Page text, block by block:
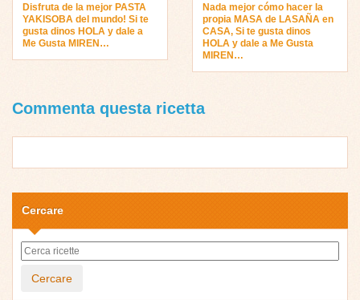
Disfruta de la mejor PASTA
YAKISOBA del mundo! Si te
gusta dinos HOLA y dale a
Me Gusta MIREN…
Nada mejor cómo hacer la
propia MASA de LASAÑA en
CASA, Si te gusta dinos
HOLA y dale a Me Gusta
MIREN…
Commenta questa ricetta
Cercare
Cercare